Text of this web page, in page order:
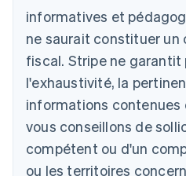
informatives et
ne saurait constituer un
fiscal. Stripe ne
l'exhaustivité, la
informations contenues
vous conseillons de
compétent ou d'un
ou les territoires
English
Autriche
Deutsch English
Belgique
NederlandsFrançaisDeutsch
Brésil
Bulgarie
English
Canada